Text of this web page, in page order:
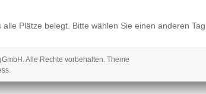
alle Plätze belegt. Bitte wählen Sie einen anderen Tag.
. Alle Rechte vorbehalten. Theme
.